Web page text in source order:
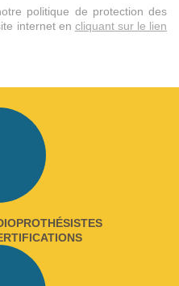
politique de protection des
internet en cliquant sur le lien